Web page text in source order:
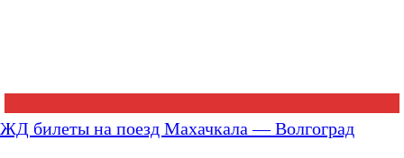
ЖД билеты на поезд Махачкала — Волгоград